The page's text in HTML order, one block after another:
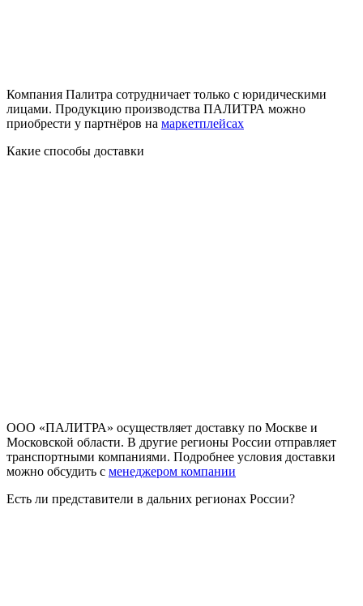
Компания Палитра сотрудничает только с юридическими
лицами. Продукцию производства ПАЛИТРА можно
приобрести у партнёров на маркетплейсах
Какие способы доставки
ООО «ПАЛИТРА» осуществляет доставку по Москве и
Московской области. В другие регионы России отправляет
транспортными компаниями. Подробнее условия доставки
можно обсудить с менеджером компании
Есть ли представители в дальних регионах России?